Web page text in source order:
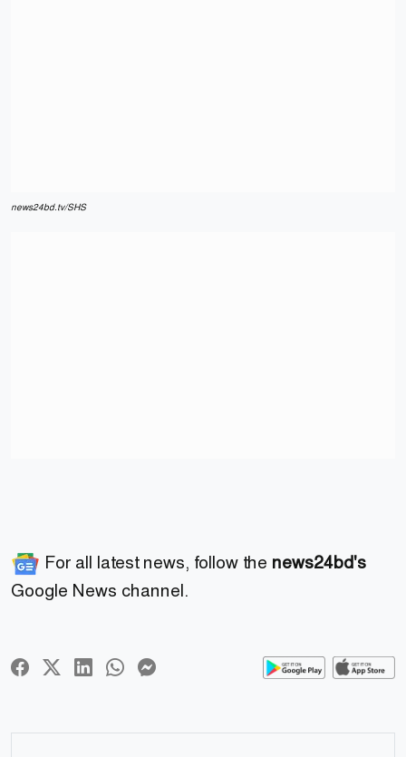
news24bd.tv/SHS
For all latest news, follow the news24bd's
Google News channel.